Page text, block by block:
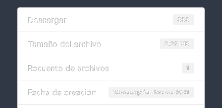
Descargar 838
Tamaño del archivo 2.29 MB
Recuento de archivos 1
Fecha de creación 14 de septiembre de 2021